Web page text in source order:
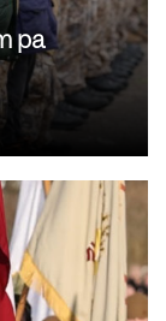
pa